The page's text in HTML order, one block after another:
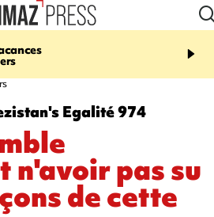
16:49
Un
bouledogue observé
Egalité 974
n'avoir pas su
de cette